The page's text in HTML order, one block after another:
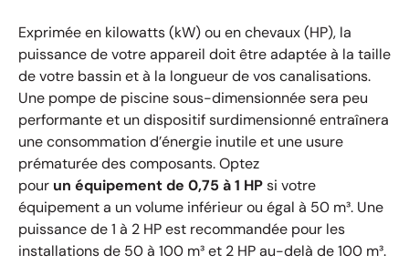
Exprimée en kilowatts (kW) ou en chevaux (HP), la
puissance de votre appareil doit être adaptée à la taille
de votre bassin et à la longueur de vos canalisations.
Une pompe de piscine sous-dimensionnée sera peu
performante et un dispositif surdimensionné entraînera
une consommation d’énergie inutile et une usure
prématurée des composants. Optez
pour un équipement de 0,75 à 1 HPsi votre
équipement a un volume inférieur ou égal à 50 m³. Une
puissance de 1 à 2 HP est recommandée pour les
installations de 50 à 100 m³ et 2 HP au-delà de 100 m³.